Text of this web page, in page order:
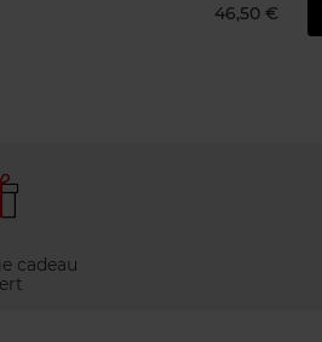
46,50 €
cadeau